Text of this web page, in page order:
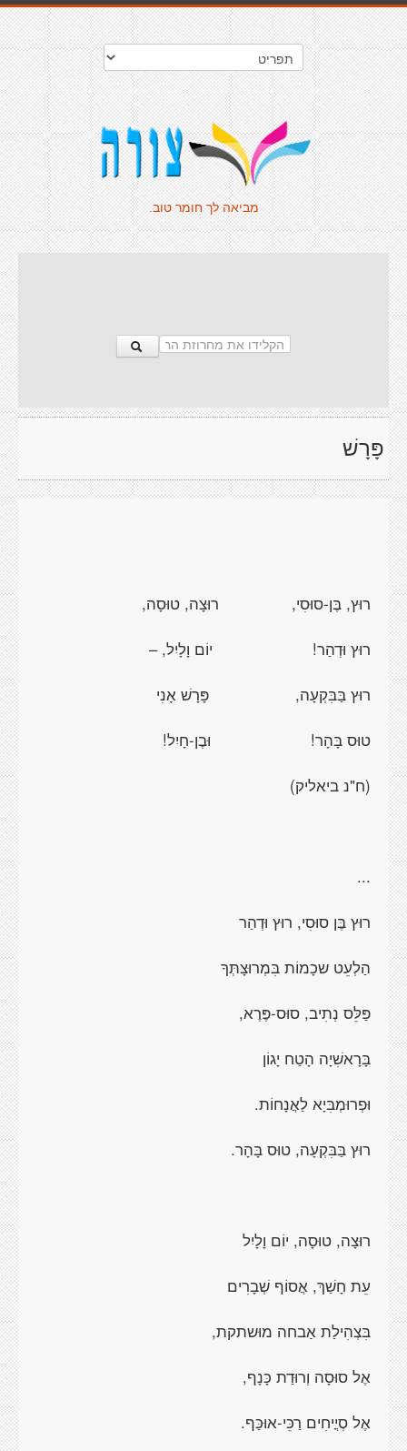
מביאה לך חומר טוב.
פָּרָשׁ
רוּץ, בֶּן-סוּסִי, רוּצָה, טוּסָה,
רוּץ וּדְהַר! יוֹם וָלָיִל, –
רוּץ בַּבִּקְעָה, פָּרָשׁ אָנִי
טוּס בָּהָר! וּבֶן-חָיִל!
(ח"נ ביאליק)
...
רוּץ בֶּן סוּסִי, רוּץ וּדְהַר
הַלְעֵט שכָמוֹת בִּמְרוּצָתְּךָ
פַּלֵּס נְתִיב, סוּס-פֶּרֶא,
בָּרָאשִׁיָה הָטַח יָגוֹן
וּפְרוּמְבִּיָא לַאֲנָחוֹת.
רוּץ בַּבִּקְעָה, טוּס בָּהָר.
רוּצָה, טוּסָה, יוֹם וָלָיִל
עֵת חָשַׁךְ, אֲסוֹף שְׁבָרִים
בִּצְהִילַת אַבחה מוּשתקת,
אֶל סוּסָה וְרוּדַת כָּנָף,
אֶל סְיֳיחִים רַכֵּי-אוּכַּף.